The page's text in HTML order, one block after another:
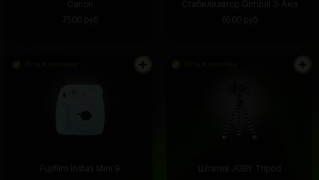
Canon
7500 руб
Стабилизатор Gimbal 3-Axis
6500 руб
Fujifilm Instax Mini 9
Штатив JOBY Tripod